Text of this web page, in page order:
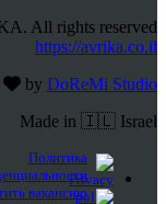
All rights reserved.
https://avrika.co.il
by DoReMi Studio
Made in 🇮🇱 Israel
Политика
вакансию